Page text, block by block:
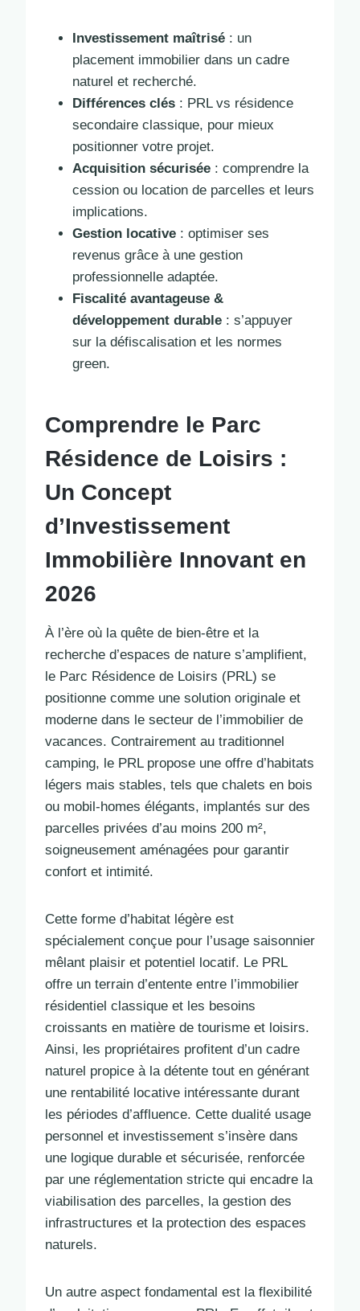
Investissement maîtrisé : un
placement immobilier dans un cadre
naturel et recherché.
Différences clés : PRL vs résidence
secondaire classique, pour mieux
positionner votre projet.
Acquisition sécurisée : comprendre la
cession ou location de parcelles et leurs
implications.
Gestion locative : optimiser ses
revenus grâce à une gestion
professionnelle adaptée.
Fiscalité avantageuse &
développement durable : s’appuyer
sur la défiscalisation et les normes
green.
Comprendre le Parc
Résidence de Loisirs :
Un Concept
d’Investissement
Immobilière Innovant en
2026
À l’ère où la quête de bien-être et la
recherche d’espaces de nature s’amplifient,
le Parc Résidence de Loisirs (PRL) se
positionne comme une solution originale et
moderne dans le secteur de l’immobilier de
vacances. Contrairement au traditionnel
camping, le PRL propose une offre d’habitats
légers mais stables, tels que chalets en bois
ou mobil-homes élégants, implantés sur des
parcelles privées d’au moins 200 m²,
soigneusement aménagées pour garantir
confort et intimité.
Cette forme d’habitat légère est
spécialement conçue pour l’usage saisonnier
mêlant plaisir et potentiel locatif. Le PRL
offre un terrain d’entente entre l’immobilier
résidentiel classique et les besoins
croissants en matière de tourisme et loisirs.
Ainsi, les propriétaires profitent d’un cadre
naturel propice à la détente tout en générant
une rentabilité locative intéressante durant
les périodes d’affluence. Cette dualité usage
personnel et investissement s’insère dans
une logique durable et sécurisée, renforcée
par une réglementation stricte qui encadre la
viabilisation des parcelles, la gestion des
infrastructures et la protection des espaces
naturels.
Un autre aspect fondamental est la flexibilité